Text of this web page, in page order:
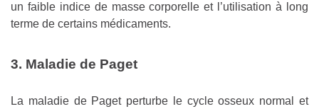
un faible indice de masse corporelle et l’utilisation à long
terme de certains médicaments.
3. Maladie de Paget
La maladie de Paget perturbe le cycle osseux normal et